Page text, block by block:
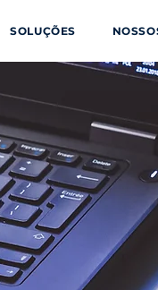
SOLUÇÕES